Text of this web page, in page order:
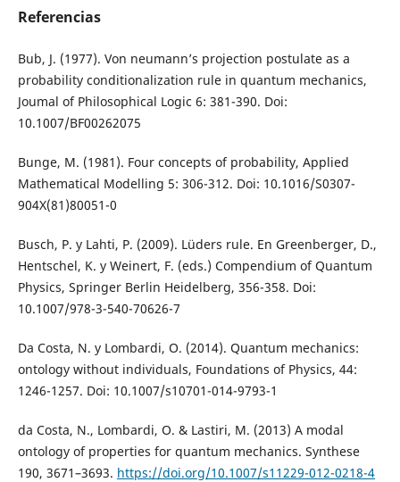
Referencias
Bub, J. (1977). Von neumann’s projection postulate as a
probability conditionalization rule in quantum mechanics,
Joumal of Philosophical Logic 6: 381-390. Doi:
10.1007/BF00262075
Bunge, M. (1981). Four concepts of probability, Applied
Mathematical Modelling 5: 306-312. Doi: 10.1016/S0307-
904X(81)80051-0
Busch, P. y Lahti, P. (2009). Lüders rule. En Greenberger, D.,
Hentschel, K. y Weinert, F. (eds.) Compendium of Quantum
Physics, Springer Berlin Heidelberg, 356-358. Doi:
10.1007/978-3-540-70626-7
Da Costa, N. y Lombardi, O. (2014). Quantum mechanics:
ontology without individuals, Foundations of Physics, 44:
1246-1257. Doi: 10.1007/s10701-014-9793-1
da Costa, N., Lombardi, O. & Lastiri, M. (2013) A modal
ontology of properties for quantum mechanics. Synthese
190, 3671–3693. https://doi.org/10.1007/s11229-012-0218-4